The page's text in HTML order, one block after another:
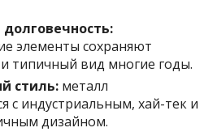
элементы сохраняют
типичный вид многие годы.
стиль: металл
с индустриальным, хай-тек и
дизайном.